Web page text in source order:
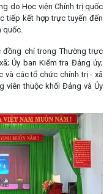
do Học viện Chính trị quốc
tiếp kết hợp trực tuyến đến
quốc.
đồng chí trong Thường trực
Ủy ban Kiểm tra Đảng ủy;
và các tổ chức chính trị - xã
viên thuộc khối Đảng và Ủy